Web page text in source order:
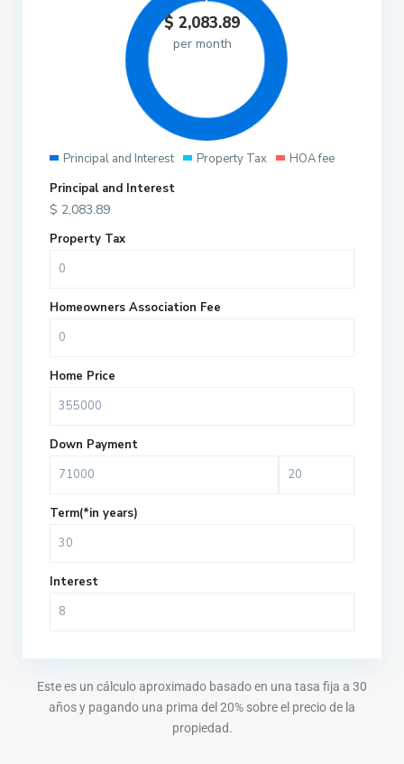
$ 2,083.89
per month
Principal and Interest Property Tax
HOA fee
Principal and Interest
$ 2,083.89
Property Tax
Homeowners Association Fee
Home Price
Down Payment
Term(*in years)
Interest
Este es un cálculo aproximado basado en una tasa fija a 30
años y pagando una prima del 20% sobre el precio de la
propiedad.